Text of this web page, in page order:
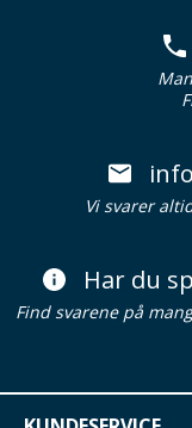
Vi svarer
Har du
Find svarene på